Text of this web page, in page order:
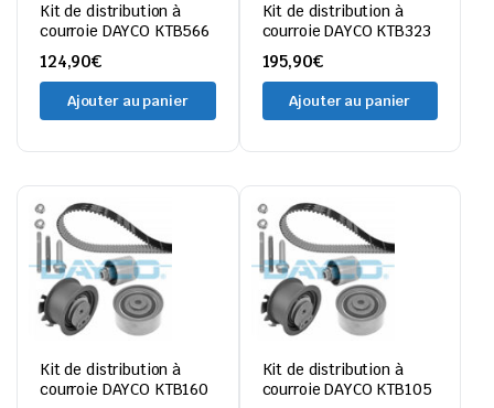
Kit de distribution à
courroie DAYCO KTB566
124,90€
Ajouter au panier
Kit de distribution à
courroie DAYCO KTB323
195,90€
Ajouter au panier
Kit de distribution à
courroie DAYCO KTB160
Kit de distribution à
courroie DAYCO KTB105